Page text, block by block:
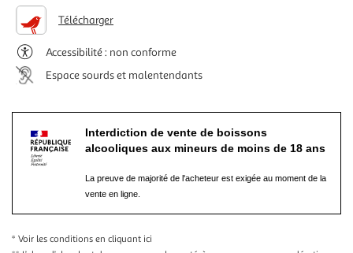
Télécharger
Accessibilité : non conforme
Espace sourds et malentendants
Interdiction de vente de boissons
alcooliques aux mineurs de moins de 18 ans
La preuve de majorité de l'acheteur est exigée au moment de la
vente en ligne.
* Voir les conditions en cliquant ici